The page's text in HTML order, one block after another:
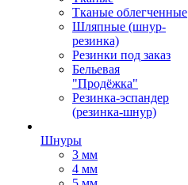
Тканые облегченные
Шляпные (шнур-
резинка)
Резинки под заказ
Бельевая
"Продёжка"
Резинка-эспандер
(резинка-шнур)
Шнуры
3 мм
4 мм